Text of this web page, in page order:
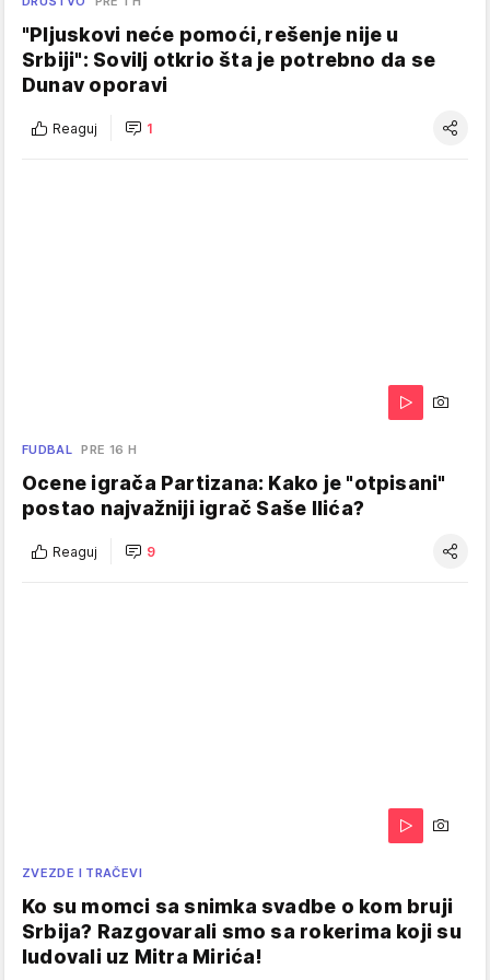
"Pljuskovi neće pomoći, rešenje nije u
Srbiji": Sovilj otkrio šta je potrebno da se
Dunav oporavi
Reaguj 1
FUDBAL PRE 16 H
Ocene igrača Partizana: Kako je "otpisani"
postao najvažniji igrač Saše Ilića?
Reaguj 9
ZVEZDE I TRAČEVI
Ko su momci sa snimka svadbe o kom bruji
Srbija? Razgovarali smo sa rokerima koji su
ludovali uz Mitra Mirića!